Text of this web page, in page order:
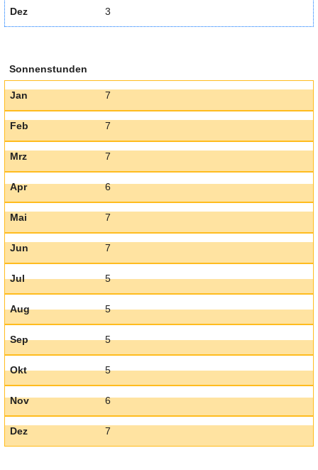
Dez 3
Sonnenstunden
Jan 7
Feb 7
Mrz 7
Apr 6
Mai 7
Jun 7
Jul 5
Aug 5
Sep 5
Okt 5
Nov 6
Dez 7